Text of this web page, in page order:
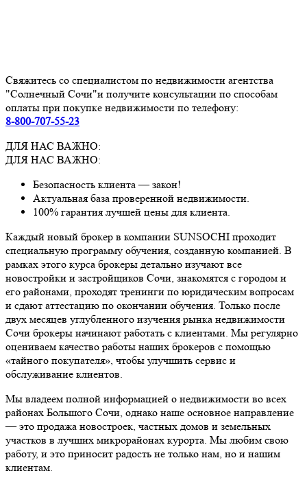
Свяжитесь со специалистом по недвижимости агентства
"Солнечный Сочи"и получите консультации по способам
оплаты при покупке недвижимости по телефону:
8-800-707-55-23
ДЛЯ НАС ВАЖНО:
ДЛЯ НАС ВАЖНО:
Безопасность клиента — закон!
Актуальная база проверенной недвижимости.
100% гарантия лучшей цены для клиента.
Каждый новый брокер в компании SUNSOCHI проходит
специальную программу обучения, созданную компанией. В
рамках этого курса брокеры детально изучают все
новостройки и застройщиков Сочи, знакомятся с городом и
его районами, проходят тренинги по юридическим вопросам
и сдают аттестацию по окончании обучения. Только после
двух месяцев углубленного изучения рынка недвижимости
Сочи брокеры начинают работать с клиентами. Мы регулярно
оцениваем качество работы наших брокеров с помощью
«тайного покупателя», чтобы улучшить сервис и
обслуживание клиентов.
Мы владеем полной информацией о недвижимости во всех
районах Большого Сочи, однако наше основное направление
— это продажа новостроек, частных домов и земельных
участков в лучших микрорайонах курорта. Мы любим свою
работу, и это приносит радость не только нам, но и нашим
клиентам.